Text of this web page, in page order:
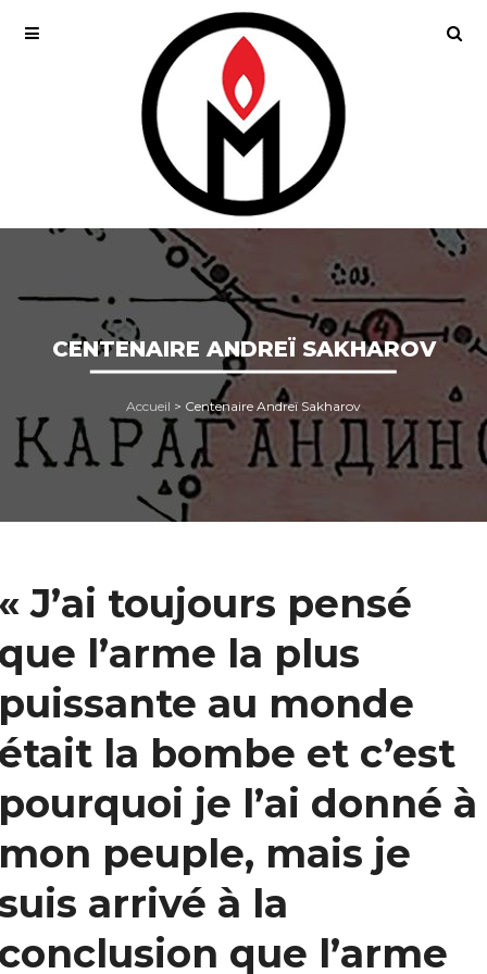
CENTENAIRE ANDREÏ SAKHAROV
Accueil > Centenaire Andreï Sakharov
J’ai toujours pensé
l’arme la plus
au monde
la bombe et c’est
je l’ai donné à
peuple, mais je
arrivé à la
que l’arme